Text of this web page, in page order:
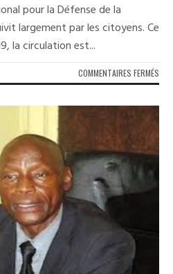
pour la Défense de la
largement par les citoyens. Ce
la circulation est...
COMMENTAIRES FERMÉS
: